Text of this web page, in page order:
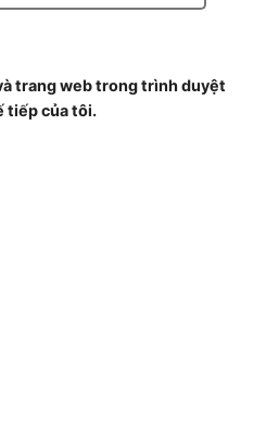
trang web trong trình duyệt
tiếp của tôi.